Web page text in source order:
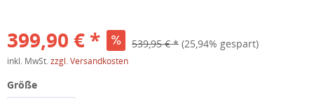
399,90 € * 539,95 € * (25,94% gespart)
inkl. MwSt. zzgl. Versandkosten
Größe